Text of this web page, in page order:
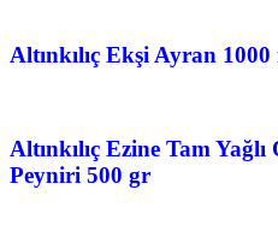
Altınkılıç Ekşi Ayran 1000
Altınkılıç Ezine Tam Yağlı
Peyniri 500 gr